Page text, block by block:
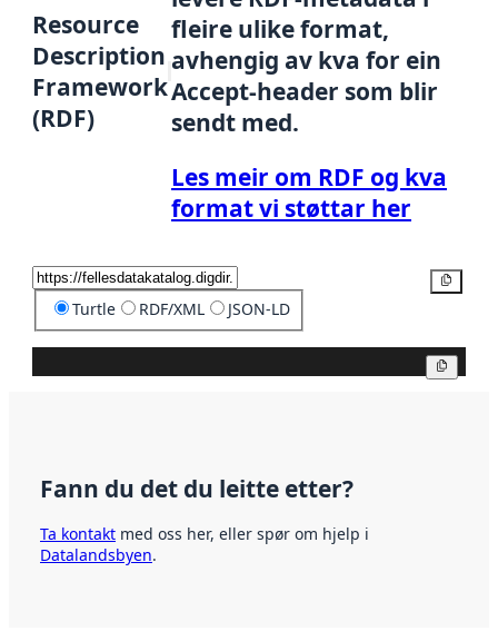
Resource
Description
Framework
(RDF)
fleire ulike format,
avhengig av kva for ein
Accept-header som blir
sendt med.
Les meir om RDF og kva
format vi støttar her
Turtle RDF/XML JSON-LD
Fann du det du leitte etter?
Ta kontakt med oss her, eller spør om hjelp i
Datalandsbyen.